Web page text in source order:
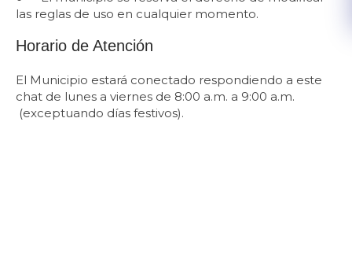
las reglas de uso en cualquier momento.
Horario de Atención
El Municipio estará conectado respondiendo a este
chat de lune​s a viernes de 8:00 a.m. a 9:00 a.m.​
(exceptuando días festivos).​​